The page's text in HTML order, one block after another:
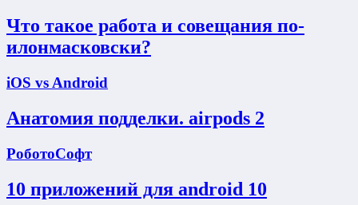
Что такое работа и совещания по-
илонмасковски?
iOS vs Android
Анатомия подделки. airpods 2
РоботоСофт
10 приложений для android 10